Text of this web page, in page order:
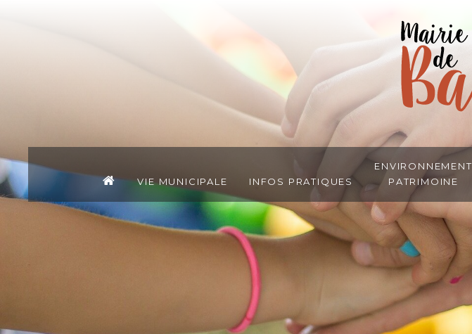
Vie municipale Infos pratiques
Environnement
Patrimoine